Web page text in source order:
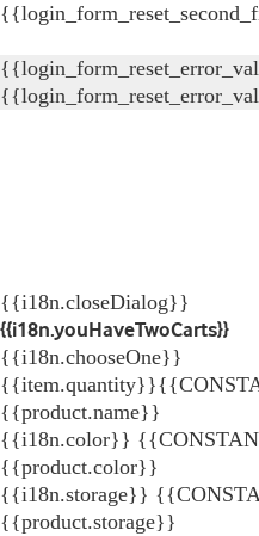
{{i18n.closeDialog}}
{{i18n.youHaveTwoCarts}}
{{i18n.chooseOne}}
{{product.name}}
{{i18n.color}}
{{product.color}}
{{i18n.storage}}
{{product.storage}}